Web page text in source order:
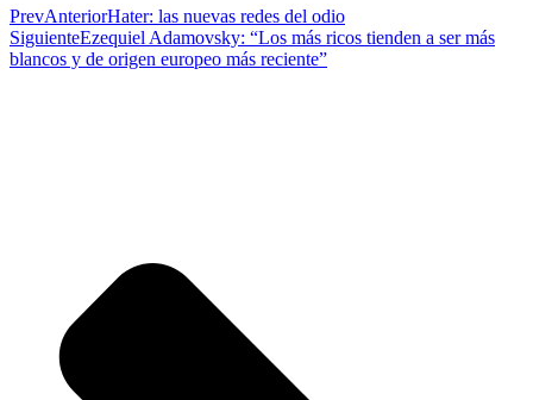
PrevAnteriorHater: las nuevas redes del odio
SiguienteEzequiel Adamovsky: “Los más ricos tienden a ser más
blancos y de origen europeo más reciente”